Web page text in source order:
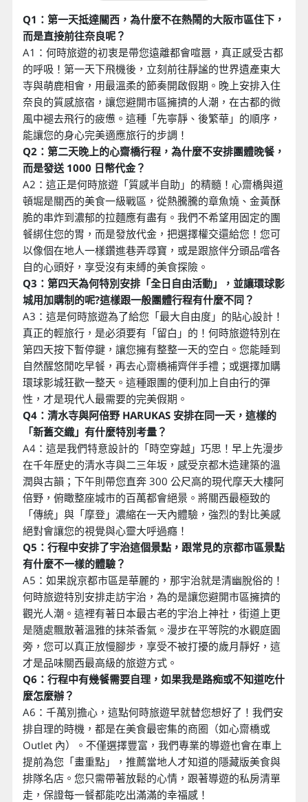
Q1：第一天抵達關西，為什麼不在熱鬧的大阪市區住下，
而是直接前往奈良呢？
A1：何時旅遊的初衷是帶您遠離都會喧囂，真正感受古都
的呼吸！第一天下飛機後，立刻前往靜謐的世界遺產東大
寺與萌鹿相會，用最溫柔的節奏開啟假期。晚上安排入住
奈良的質感旅宿，讓您避開市區擁擠的人潮，在古都的微
風中褪去飛行的疲憊。這種「先寧靜、後繁華」的順序，
能讓您的身心完美適應旅行的步調！
Q2：第二天晚上的心齋橋行程，為什麼不安排團體晚餐，
而是發送 1000 日幣代金？
A2：這正是何時旅遊「質感半自助」的精髓！心齋橋與道
頓堀是關西的美食一級戰區，從熱騰騰的章魚燒、金黃酥
脆的串炸到濃郁的拉麵應有盡有。我們不希望用固定的團
餐綁住您的胃，而是發放代金，把選擇權交還給您！您可
以像個在地人一樣鑽進巷弄尋寶，或是跟旅伴分頭品嚐各
自的心頭好，享受沒有束縛的美食探險。
Q3：第四天為何特別安排「全日自由活動」，並讓環球影
城用加購制的呢?這樣跟一般團體行程有什麼不同？
A3：這是何時旅遊為了給您「最大自由度」的貼心設計！
真正的輕旅行，是必須要有「留白」的！何時旅遊特別在
第四天按下暫停鍵，讓您擁有整整一天的空白。您能睡到
自然醒悠閒吃早餐，再去心齋橋補齊伴手禮；或選擇加購
環球影城狂歡一整天。這種跟團的便利加上自由行的彈
性，才是現代人最需要的完美假期。
Q4：清水寺與阿倍野 HARUKAS 安排在同一天，這樣的
「新舊交織」有什麼特別考量？
A4：這是我們特意設計的「時空穿越」巧思！早上先漫步
在千年歷史的清水寺與二三年坂，感受京都木造建築的溫
潤與古韻；下午則帶您直奔 300 公尺高的現代摩天大樓阿
倍野，俯瞰整座城市的百萬都會絕景。將關西最極致的
「傳統」與「摩登」濃縮在一天內體驗，強烈的對比美感
絕對會讓您的視覺與心靈大呼過癮！
Q5：行程中安排了宇治這個景點，跟常見的京都市區景點
有什麼不一樣的體驗？
A5：如果說京都市區是華麗的，那宇治就是清幽脫俗的！
何時旅遊特別安排走訪宇治，為的是讓您避開市區擁擠的
觀光人潮。這裡有著日本最古老的宇治上神社，街道上更
是隨處飄散著溫雅的抹茶香氣。漫步在平等院的水觀庭園
旁，您可以真正放慢腳步，享受不被打擾的歲月靜好，這
才是品味關西最高級的旅遊方式。
Q6：行程中有幾餐需要自理，如果我是路痴或不知道吃什
麼怎麼辦？
A6：千萬別擔心，這點何時旅遊早就替您想好了！我們安
排自理的時機，都是在美食最密集的商圈（如心齋橋或
Outlet 內）。不僅選擇豐富，我們專業的導遊也會在車上
提前為您「畫重點」，推薦當地人才知道的隱藏版美食與
排隊名店。您只需帶著放鬆的心情，跟著導遊的私房清單
走，保證每一餐都能吃出滿滿的幸福感！